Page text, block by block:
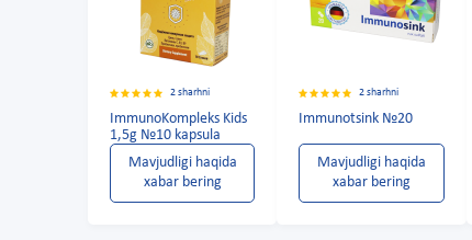
2 sharhni
ImmunoKompleks Kids
1,5g №10 kapsula
Mavjudligi haqida
xabar bering
2 sharhni
Immunotsink №20
Mavjudligi haqida
xabar bering